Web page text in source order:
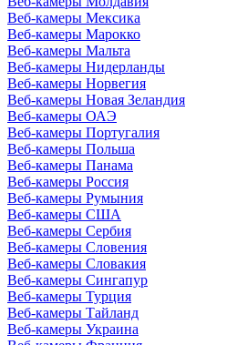
Веб-камеры Мексика
Веб-камеры Марокко
Веб-камеры Мальта
Веб-камеры Нидерланды
Веб-камеры Норвегия
Веб-камеры Новая Зеландия
Веб-камеры ОАЭ
Веб-камеры Португалия
Веб-камеры Польша
Веб-камеры Панама
Веб-камеры Россия
Веб-камеры Румыния
Веб-камеры США
Веб-камеры Сербия
Веб-камеры Словения
Веб-камеры Словакия
Веб-камеры Сингапур
Веб-камеры Турция
Веб-камеры Тайланд
Веб-камеры Украина